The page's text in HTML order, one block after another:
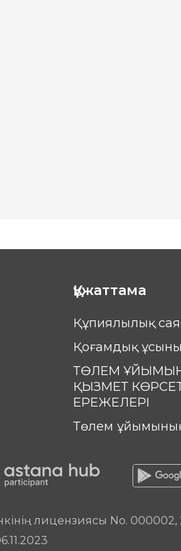
Құжаттама
Құпиялылық
Қоғамдық
ТӨЛЕМ
ҚЫЗМЕТ
ЕРЕЖЕЛЕРІ
Төлем
лицензиясы No. 000002,